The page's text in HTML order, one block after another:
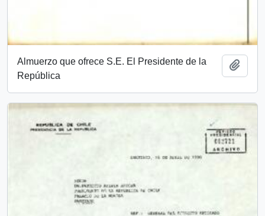
Almuerzo que ofrece S.E. El Presidente de la
República